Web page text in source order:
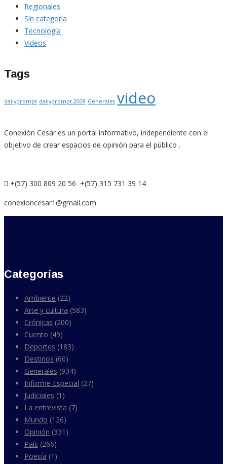
Regionales
Sin categoría
Tecnología
Videos
Tags
dailyprompt dailyprompt-2008 Generales video
Conexión Cesar es un portal informativo, independiente con el
objetivo de crear espacios de opinión para el público .
+(57) 300 809 20 56 +(57) 315 731 39 14
conexioncesar1@gmail.com
Categorías
Ambiente (22)
Arte y cultura (583)
Crónicas (200)
Cuento (49)
Deportes (183)
Destinos (60)
Generales (934)
Informe Especial (27)
Judiciales (1)
La entrevista (7)
Mundo (126)
Opinión (331)
País (266)
Poesía (1)